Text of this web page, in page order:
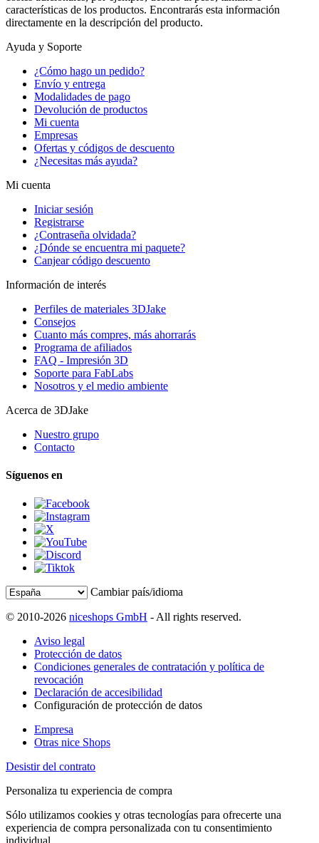
características de los productos. Encontrarás esta información
directamente en la descripción del producto.
Ayuda y Soporte
¿Cómo hago un pedido?
Envío y entrega
Modalidades de pago
Devolución de productos
Mi cuenta
Empresas
Ofertas y códigos de descuento
¿Necesitas más ayuda?
Mi cuenta
Iniciar sesión
Registrarse
¿Contraseña olvidada?
¿Dónde se encuentra mi paquete?
Canjear código descuento
Información de interés
Perfiles de materiales 3DJake
Consejos
Cuanto más compres, más ahorrarás
Programa de afiliados
FAQ - Impresión 3D
Soporte para FabLabs
Nosotros y el medio ambiente
Acerca de 3DJake
Nuestro grupo
Contacto
Síguenos en
Cambiar país/idioma
© 2010-2026 niceshops GmbH - All rights reserved.
Aviso legal
Protección de datos
Condiciones generales de contratación y política de
revocación
Declaración de accesibilidad
Configuración de protección de datos
Empresa
Otras nice Shops
Desistir del contrato
Personaliza tu experiencia de compra
Sólo utilizamos cookies y otras tecnologías para ofrecerte una
experiencia de compra personalizada con tu consentimiento
individual.